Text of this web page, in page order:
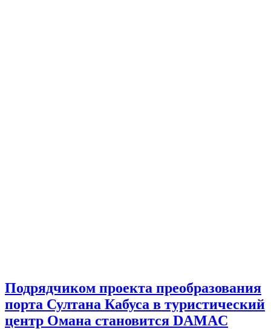
Подрядчиком проекта преобразования
порта Султана Кабуса в туристический
центр Омана становится DAMAC